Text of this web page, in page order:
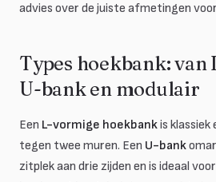
advies over de juiste afmetingen
Types hoekbank:
U-bank en modulair
Een L-vormige hoekbankis klassiek
tegen twee muren. Een U-bank
zitplek aan drie zijden en is ideaal